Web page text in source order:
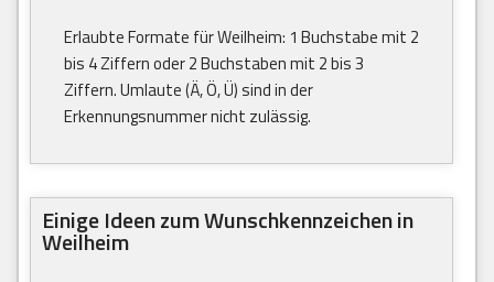
Erlaubte Formate für Weilheim: 1 Buchstabe mit 2
bis 4 Ziffern oder 2 Buchstaben mit 2 bis 3
Ziffern. Umlaute (Ä, Ö, Ü) sind in der
Erkennungsnummer nicht zulässig.
Einige Ideen zum Wunschkennzeichen in
Weilheim